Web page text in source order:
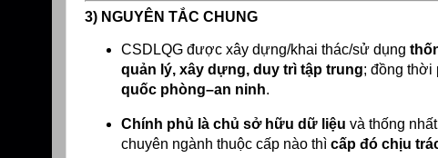
3) NGUYÊN TẮC CHUNG
CSDLQG được xây dựng/khai thác/sử dụng
quản lý, xây dựng, duy trì tập trung; đồng thời
quốc phòng–an ninh.
Chính phủ là chủ sở hữu dữ liệu và thống
chuyên ngành thuộc cấp nào thì cấp đó chịu